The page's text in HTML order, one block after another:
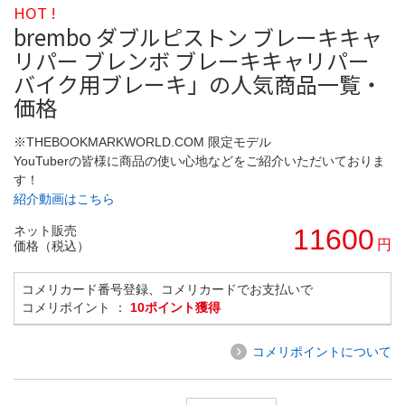
HOT !
brembo ダブルピストン ブレーキキャ
リパー ブレンボ ブレーキキャリパー
バイク用ブレーキ」の人気商品一覧・
価格
※THEBOOKMARKWORLD.COM 限定モデル
YouTuberの皆様に商品の使い心地などをご紹介いただいておりま
す！
紹介動画はこちら
ネット販売
価格（税込）
11600 円
コメリカード番号登録、コメリカードでお支払いで
コメリポイント ： 10ポイント獲得
コメリポイントについて